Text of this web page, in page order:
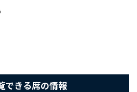
できる席の情報